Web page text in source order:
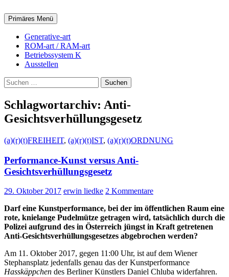
Inhalt
springen
Suchen
Primäres Menü
Generative-art
ROM-art / RAM-art
Betriebssystem K
Ausstellen
Suchen
nach:
Schlagwortarchiv: Anti-
Gesichtsverhüllungsgesetz
(a)(r)(t)FREIHEIT, (a)(r)(t)IST, (a)(r)(t)ORDNUNG
Performance-Kunst versus Anti-
Gesichtsverhüllungsgesetz
29. Oktober 2017 erwin liedke 2 Kommentare
Darf eine Kunstperformance, bei der im öffentlichen Raum eine
rote, knielange Pudelmütze getragen wird, tatsächlich durch die
Polizei aufgrund des in Österreich jüngst in Kraft getretenen
Anti-Gesichtsverhüllungsgesetzes abgebrochen werden?
Am 11. Oktober 2017, gegen 11:00 Uhr, ist auf dem Wiener
Stephansplatz jedenfalls genau das der Kunstperformance
Hasskäppchen des Berliner Künstlers Daniel Chluba widerfahren.